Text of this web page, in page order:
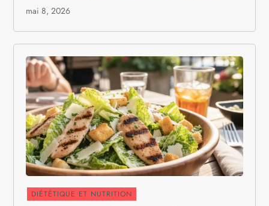
mai 8, 2026
DIÉTÉTIQUE ET NUTRITION